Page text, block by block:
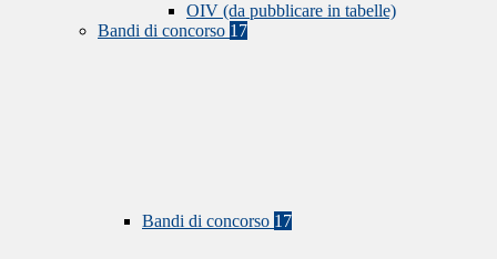
OIV (da pubblicare in tabelle)
Bandi di concorso 17
Bandi di concorso 17